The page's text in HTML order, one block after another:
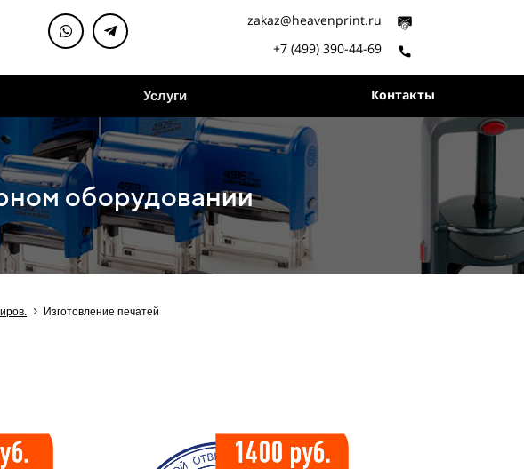
zakaz@heavenprint.ru
+7 (499) 390-44-69
Услуги Контакты
оборудовании
› Изготовление печатей